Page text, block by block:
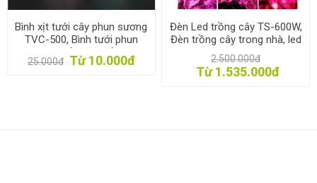
Bình xịt tưới cây phun sương
TVC-500, Bình tưới phun
hoa cây cảnh, Xịt rửa tay,
Lau kính
25.000đ Từ 10.000đ
Đèn Led trồng cây TS-600W,
Đèn trồng cây trong nhà, led
grow light
2.500.000đ
Từ 1.535.000đ